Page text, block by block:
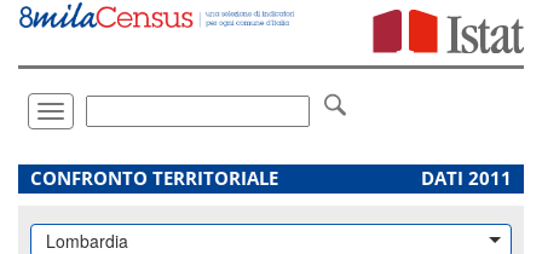
Vai
direttamente
Toggle
navigation
.
CONFRONTO TERRITORIALE DATI 2011
Lombardia